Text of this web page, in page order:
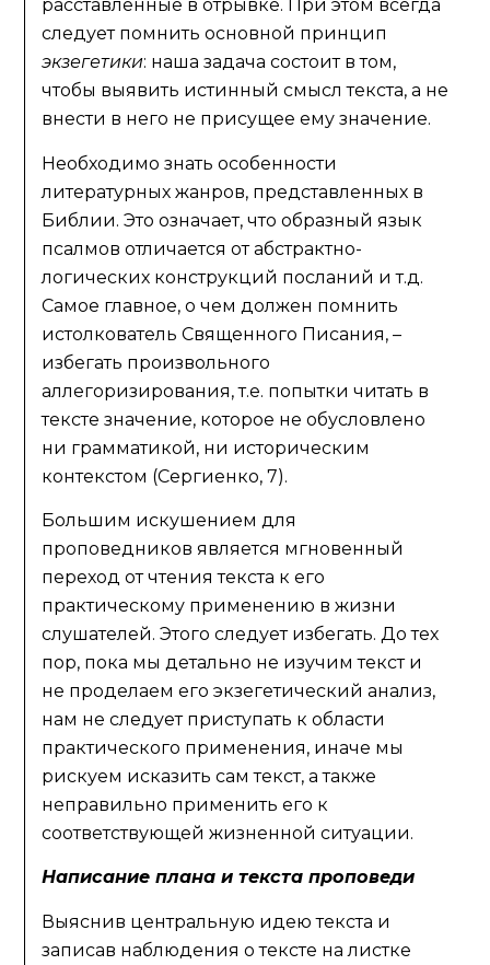
расставленные в отрывке. При этом всегда
следует помнить основной принцип
экзегетики: наша задача состоит в том,
чтобы выявить истинный смысл текста, а не
внести в него не присущее ему значение.
Необходимо знать особенности
литературных жанров, представленных в
Библии. Это означает, что образный язык
псалмов отличается от абстрактно-
логических конструкций посланий и т.д.
Самое главное, о чем должен помнить
истолкователь Священного Писания, –
избегать произвольного
аллегоризирования, т.е. попытки читать в
тексте значение, которое не обусловлено
ни грамматикой, ни историческим
контекстом (Сергиенко, 7).
Большим искушением для
проповедников является мгновенный
переход от чтения текста к его
практическому применению в жизни
слушателей. Этого следует избегать. До тех
пор, пока мы детально не изучим текст и
не проделаем его экзегетический анализ,
нам не следует приступать к области
практического применения, иначе мы
рискуем исказить сам текст, а также
неправильно применить его к
соответствующей жизненной ситуации.
Написание плана и текста проповеди
Выяснив центральную идею текста и
записав наблюдения о тексте на листке